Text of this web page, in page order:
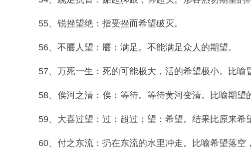
55、锐挫望绝：指受挫而希望破灭。
56、不餍人望：餍：满足。不能满足众人的期望。
57、万死一生：死的可能极大，活的希望极小。比喻
58、俟河之清：俟：等待。等待黄河变清。比喻期望
59、大喜过望：过：超过；望：希望。结果比原来希
60、付之东流：扔在东流的水里冲走。比喻希望落空